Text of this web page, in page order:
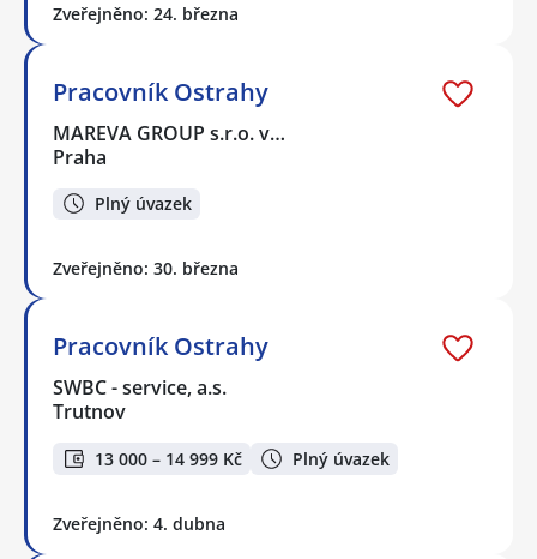
Zveřejněno: 24. března
Pracovník Ostrahy
MAREVA GROUP s.r.o. v…
Praha
Plný úvazek
Zveřejněno: 30. března
Pracovník Ostrahy
SWBC - service, a.s.
Trutnov
13 000 – 14 999 Kč Plný úvazek
Zveřejněno: 4. dubna